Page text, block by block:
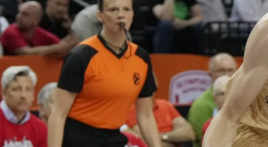
Curling
Dostihy
Florbal
Futsal
Plavání